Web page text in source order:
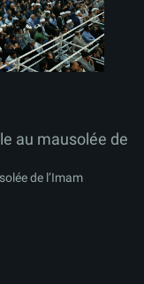
au mausolée de
de l’Imam